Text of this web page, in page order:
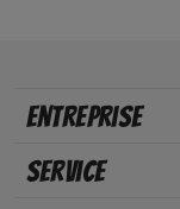
Entreprise
Service